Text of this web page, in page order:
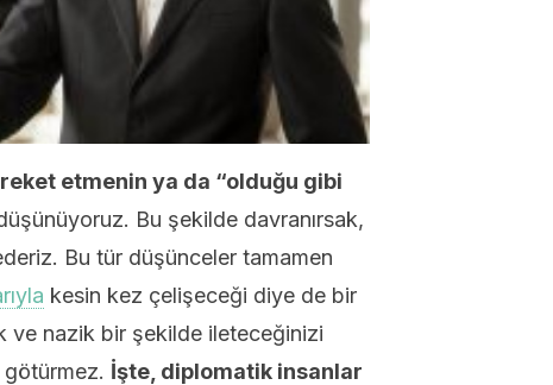
etmenin ya da “olduğu gibi
Bu şekilde davranırsak,
Bu tür düşünceler tamamen
kesin kez çelişeceği diye de bir
ve nazik bir şekilde ileteceğinizi
İşte, diplomatik insanlar